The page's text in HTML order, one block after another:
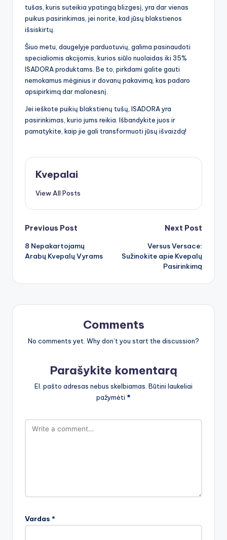
tušas, kuris suteikia ypatingą blizgesį, yra dar vienas
puikus pasirinkimas, jei norite, kad jūsų blakstienos
išsiskirtų.
Šiuo metu, daugelyje parduotuvių, galima pasinaudoti
specialiomis akcijomis, kurios siūlo nuolaidas iki 35%
ISADORA produktams. Be to, pirkdami galite gauti
nemokamus mėginius ir dovanų pakavimą, kas padaro
apsipirkimą dar malonesnį.
Jei ieškote puikių blakstienų tušų, ISADORA yra
pasirinkimas, kurio jums reikia. Išbandykite juos ir
pamatykite, kaip jie gali transformuoti jūsų išvaizdą!
Kvepalai
View All Posts
Post
navigation
Previous Post
8 Nepakartojamų
Arabų Kvepalų Vyrams
Next Post
Versus Versace:
Sužinokite apie Kvepalų
Pasirinkimą
Comments
No comments yet. Why don’t you start the discussion?
Parašykite komentarą
El. pašto adresas nebus skelbiamas. Būtini laukeliai
pažymėti *
Vardas *